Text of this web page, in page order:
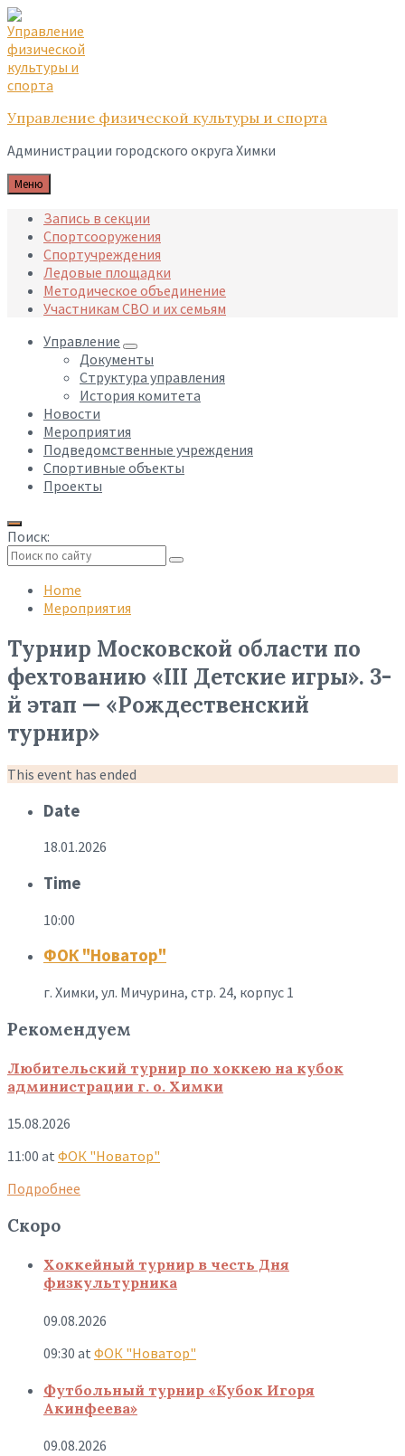
Skip
to
content
Skip
to
main
navigation
Skip
to
footer
Управление физической культуры и спорта
Администрации городского округа Химки
Меню
Запись в секции
Спортсооружения
Спортучреждения
Ледовые площадки
Методическое объединение
Участникам СВО и их семьям
Управление
Документы
Структура управления
История комитета
Новости
Мероприятия
Подведомственные учреждения
Спортивные объекты
Проекты
Поиск:
search
Home
Мероприятия
Турнир Московской области по
фехтованию «III Детские игры». 3-
й этап — «Рождественский
турнир»
This event has ended
Date
18.01.2026
Time
10:00
ФОК "Новатор"
г. Химки, ул. Мичурина, стр. 24, корпус 1
Рекомендуем
Любительский турнир по хоккею на кубок
администрации г. о. Химки
15.08.2026
11:00 at ФОК "Новатор"
Подробнее
Скоро
Хоккейный турнир в честь Дня
физкультурника
09.08.2026
09:30 at ФОК "Новатор"
Футбольный турнир «Кубок Игоря
Акинфеева»
09.08.2026